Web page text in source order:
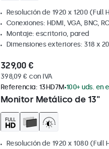
Resolución de 1920 x 1200 (Full
Conexiones: HDMI, VGA, BNC,
Montaje: escritorio, pared
Dimensiones exteriores: 318 x
329,00 €
398,09 € con IVA
Monitor Metálico de 13"
Referencia: 13HD7M 100+ uds. en
Resolución de 1920 x 1080 (Full